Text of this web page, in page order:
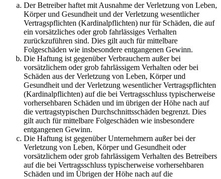
Der Betreiber haftet mit Ausnahme der Verletzung von Leben,
Körper und Gesundheit und der Verletzung wesentlicher
Vertragspflichten (Kardinalpflichten) nur für Schäden, die auf
ein vorsätzliches oder grob fahrlässiges Verhalten
zurückzuführen sind. Dies gilt auch für mittelbare
Folgeschäden wie insbesondere entgangenen Gewinn.
Die Haftung ist gegenüber Verbrauchern außer bei
vorsätzlichem oder grob fahrlässigem Verhalten oder bei
Schäden aus der Verletzung von Leben, Körper und
Gesundheit und der Verletzung wesentlicher Vertragspflichten
(Kardinalpflichten) auf die bei Vertragsschluss typischerweise
vorhersehbaren Schäden und im übrigen der Höhe nach auf
die vertragstypischen Durchschnittsschäden begrenzt. Dies
gilt auch für mittelbare Folgeschäden wie insbesondere
entgangenen Gewinn.
Die Haftung ist gegenüber Unternehmern außer bei der
Verletzung von Leben, Körper und Gesundheit oder
vorsätzlichem oder grob fahrlässigem Verhalten des Betreibers
auf die bei Vertragsschluss typischerweise vorhersehbaren
Schäden und im Übrigen der Höhe nach auf die